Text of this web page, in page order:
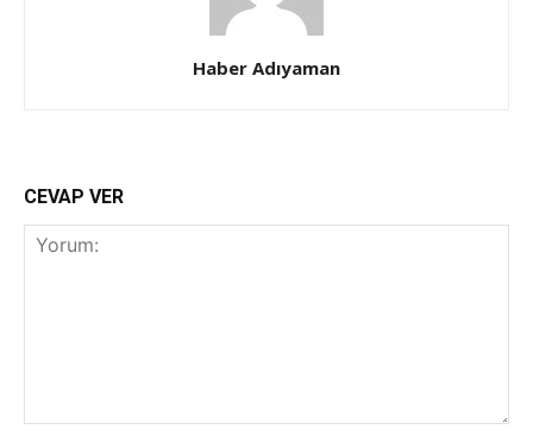
Haber Adıyaman
CEVAP VER